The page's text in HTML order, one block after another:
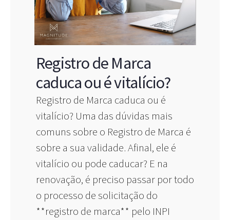
Registro de Marca
caduca ou é vitalício?
Registro de Marca caduca ou é
vitalício? Uma das dúvidas mais
comuns sobre o Registro de Marca é
sobre a sua validade. Afinal, ele é
vitalício ou pode caducar? E na
renovação, é preciso passar por todo
o processo de solicitação do
**registro de marca** pelo INPI